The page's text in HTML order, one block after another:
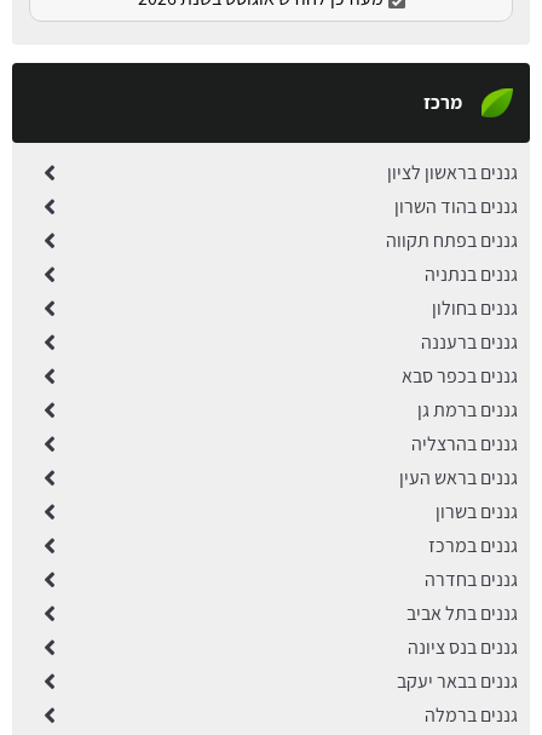
מרכז
גננים בראשון לציון
גננים בהוד השרון
גננים בפתח תקווה
גננים בנתניה
גננים בחולון
גננים ברעננה
גננים בכפר סבא
גננים ברמת גן
גננים בהרצליה
גננים בראש העין
גננים בשרון
גננים במרכז
גננים בחדרה
גננים בתל אביב
גננים בנס ציונה
גננים בבאר יעקב
גננים ברמלה